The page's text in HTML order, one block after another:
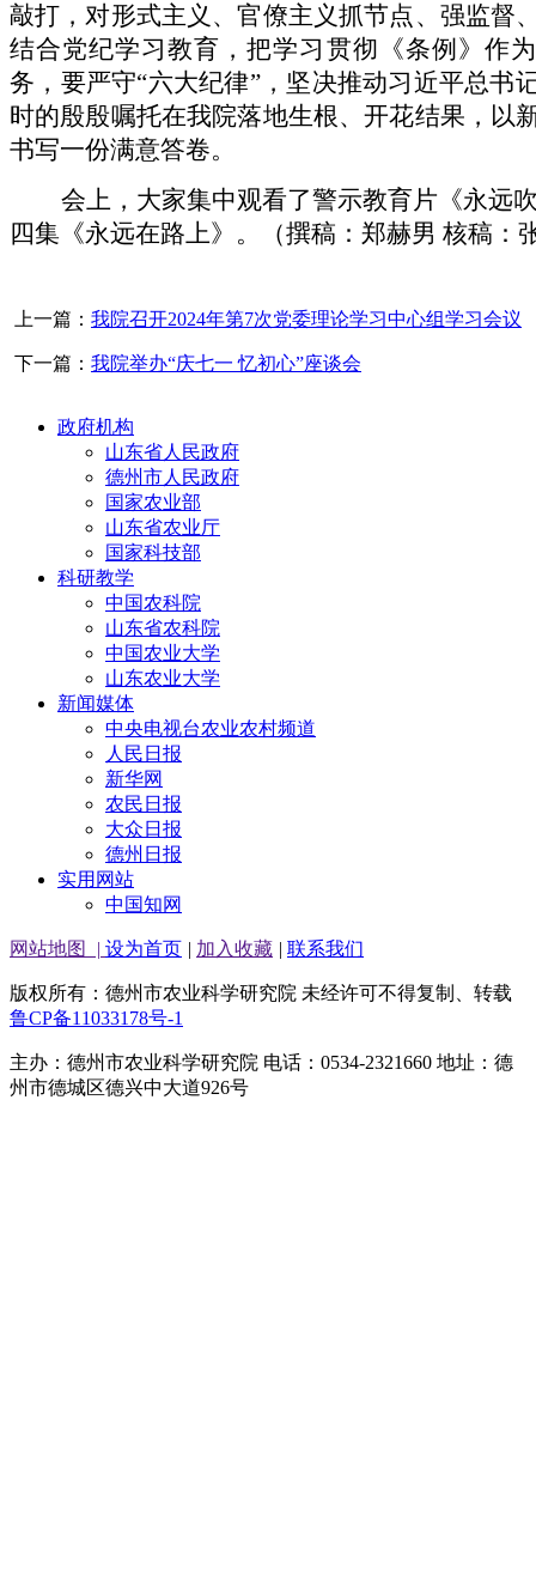
敲打，对形式主义、官僚主义抓节点、强监督
结合党纪学习教育，把学习贯彻《条例》作
务，要严守“六大纪律”， 坚决推动习近平总书
时的殷殷嘱托在我院落地生根、开花结果，以
书写一份满意答卷。
会上，大家集中观看了警示教育片《永远
四集《永远在路上》。（撰稿：郑赫男 核稿：
上一篇： 我院召开2024年第7次党委理论学习中心组学习会议
下一篇： 我院举办“庆七一 忆初心”座谈会
政府机构
山东省人民政府
德州市人民政府
国家农业部
山东省农业厅
国家科技部
科研教学
中国农科院
山东省农科院
中国农业大学
山东农业大学
新闻媒体
中央电视台农业农村频道
人民日报
新华网
农民日报
大众日报
德州日报
实用网站
中国知网
网站地图 | 设为首页 | 加入收藏 | 联系我们
版权所有：德州市农业科学研究院 未经许可不得复制、转载
鲁CP备11033178号-1
主办：德州市农业科学研究院 电话：0534-2321660 地址：德
州市德城区德兴中大道926号